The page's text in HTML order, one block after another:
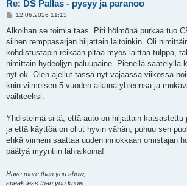
Re: DS Pallas - pysyy ja paranoo
V
e
t
i
12.06.2026 11:13
Alkoihan se toimia taas. Piti hölmönä purkaa tuo
siihen remppasarjan hiljattain laitoinkin. Oli
kohdistustapin reikään pitää myös laittaa tulppa,
nimittäin hydeöljyn paluupaine. Pienellä säätelyllä
nyt ok. Olen ajellut tässä nyt vajaassa viikossa
kuin viimeisen 5 vuoden aikana yhteensä ja
vaihteeksi.
Yhdistelmä siitä, että auto on hiljattain katsastettu
ja että käyttöä on ollut hyvin vähän, puhuu sen
ehkä viimein saattaa uuden innokkaan omistajan
päätyä myyntiin lähiaikoina!
Have more than you show,
speak less than you know.